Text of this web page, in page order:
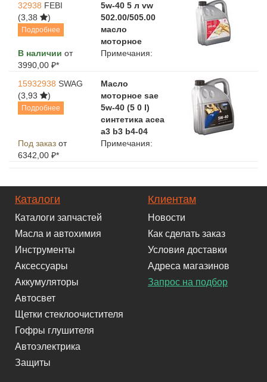
32938 FEBI
(3,38
)
Подробнее
5w-40 5 л vw
502.00/505.00
масло
моторное
В наличии от
3990,00 ₽*
Примечания:
15932938 SWAG
(3,93
)
Подробнее
Масло
моторное sae
5w-40 (5 0 l)
синтетика acea
a3 b3 b4-04
Под заказ от
6342,00 ₽*
Примечания:
Каталоги
Каталоги запчастей
Масла и автохимия
Инструменты
Аксессуары
Аккумуляторы
Автосвет
Щетки стеклоочистителя
Гофры глушителя
Автоэлектрика
Защиты
Клиентам
Новости
Как сделать заказ
Условия доставки
Адреса магазинов
Запрос на подбор